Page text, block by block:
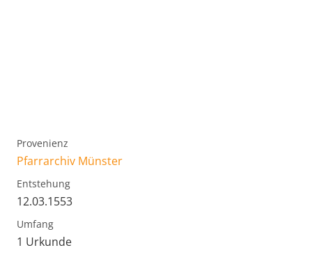
Provenienz
Pfarrarchiv Münster
Entstehung
12.03.1553
Umfang
1 Urkunde